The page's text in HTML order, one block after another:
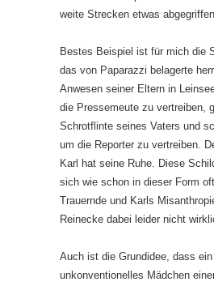
weite Strecken etwas abgegriffen.
Bestes Beispiel ist für mich die
das von Paparazzi belagerte
Anwesen seiner Eltern in
die Pressemeute zu vertreiben,
Schrotflinte seines Vaters und
um die Reporter zu vertreiben.
Karl hat seine Ruhe. Diese
sich wie schon in dieser Form
Trauernde und Karls
Reinecke dabei leider nicht
Auch ist die Grundidee, dass
unkonventionelles Mädchen